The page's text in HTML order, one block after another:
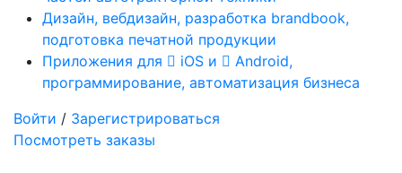
Дизайн, вебдизайн, разработка brandbook,
подготовка печатной продукции
Приложения для
iOS и
Android,
программирование, автоматизация бизнеса
Войти / Зарегистрироваться
Посмотреть заказы